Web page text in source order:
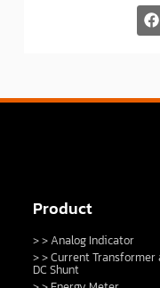
Product
> > Analog Indicator
> > Current Transformer
DC Shunt